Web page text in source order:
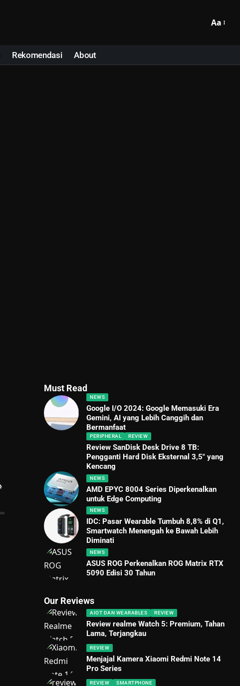
Aa
Rekomendasi About
Must Read
NEWS
Google I/O 2024: Google Memasuki Era
Gemini, AI yang Lebih Canggih dan
Bermanfaat
PERIPHERAL REVIEW
Review SanDisk Desk Drive 8 TB:
Pengganti Hard Disk Eksternal 3,5″ yang
Kencang
NEWS
AMD EPYC 8004 Series Diperkenalkan
untuk Edge Computing
NEWS
IDC: Pasar Wearable Tumbuh 8,8% di Q1,
Smartwatch Menengah ke Bawah Lebih
Diminati
NEWS
ASUS ROG Perkenalkan ROG Matrix RTX
5090 Edisi 30 Tahun
Our Reviews
AIOT DAN WEARABLES REVIEW
Review realme Watch 5: Premium, Tahan
Lama, Terjangkau
REVIEW
Menjajal Kamera Xiaomi Redmi Note 14
Pro Series
REVIEW SMARTPHONE